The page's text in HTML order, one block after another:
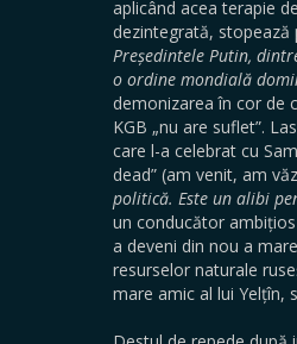
aplicând acea terapie
dezintegrată, stopează
Președintele Putin,
o ordine mondială
demonizarea în cor de
KGB „nu are suflet”.
care l-a celebrat cu
dead” (am venit, am
politică. Este un alibi
un conducător
a deveni din nou a
resurselor naturale
mare amic al lui Yelțîn,